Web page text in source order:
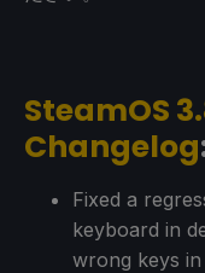
SteamOS
Changelog
Fixed a
keyboard in
wrong keys